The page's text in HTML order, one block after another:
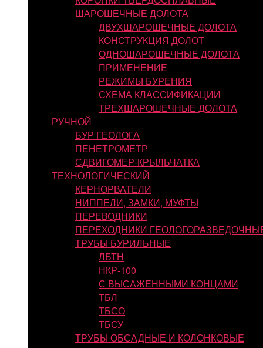
ШАРОШЕЧНЫЕ ДОЛОТА
ДВУХШАРОШЕЧНЫЕ ДОЛОТА
КОНСТРУКЦИЯ ДОЛОТ
ОДНОШАРОШЕЧНЫЕ ДОЛОТА
ПРИМЕНЕНИЕ
РЕЖИМЫ БУРЕНИЯ
СХЕМА КЛАССИФИКАЦИИ
ТРЕХШАРОШЕЧНЫЕ ДОЛОТА
РУЧНОЙ
БУР ГЕОЛОГА
ПЕНЕТРОМЕТР
СДВИГОМЕР-КРЫЛЬЧАТКА
ТЕХНОЛОГИЧЕСКИЙ
КЕРНОРВАТЕЛИ
НИППЕЛИ, ЗАМКИ, МУФТЫ
ПЕРЕВОДНИКИ
ПЕРЕХОДНИКИ
ТРУБЫ БУРИЛЬНЫЕ
ЛБТН
НКР-100
С ВЫСАЖЕННЫМИ КОНЦАМИ
ТБЛ
ТБСО
ТБСУ
ТРУБЫ ОБСАДНЫЕ И КОЛОНКОВЫЕ